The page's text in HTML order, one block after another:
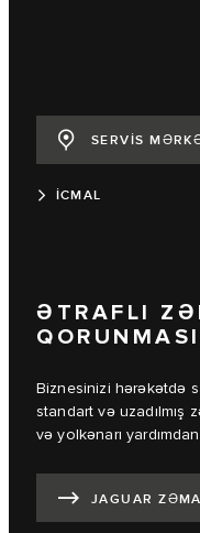
SERVİS
İCMAL
ƏTRAFLI
QORUNMASI
Biznesinizi hərəkətdə
standart və uzadılmış
və yolkənarı
JAGUAR